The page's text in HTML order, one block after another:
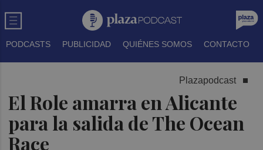
PODCASTS PUBLICIDAD QUIÉNES SOMOS CONTACTO
Plazapodcast
El Role amarra en Alicante
para la salida de The Ocean
Race